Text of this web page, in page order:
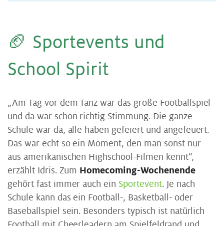
🏈 Sport­events und
School Spi­rit
„Am Tag vor dem Tanz war das große Footballspiel
und da war schon richtig Stimmung. Die ganze
Schule war da, alle haben gefeiert und angefeuert.
Das war echt so ein Moment, den man sonst nur
aus amerikanischen Highschool-Filmen kennt“,
erzählt Idris. Zum Homecoming-Wochenende
gehört fast immer auch ein Sportevent. Je nach
Schule kann das ein Football-, Basketball- oder
Baseballspiel sein. Besonders typisch ist natürlich